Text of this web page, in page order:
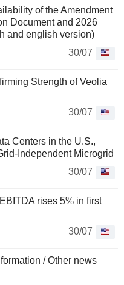
of the Amendment
Document and 2026
and english version)
30/07
Strength of Veolia
30/07
Centers in the U.S.,
Independent Microgrid
30/07
rises 5% in first
30/07
/ Other news